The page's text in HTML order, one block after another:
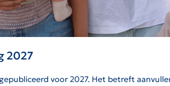
2027
voor 2027. Het betreft